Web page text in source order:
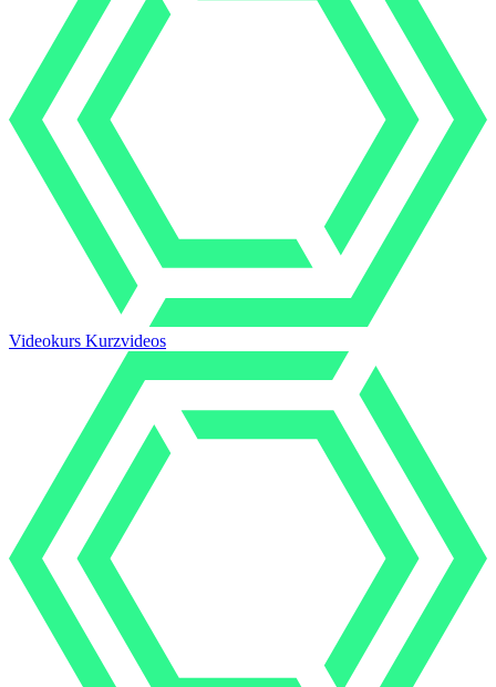
Videokurs Kurzvideos